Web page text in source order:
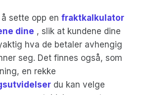
sette opp en fraktkalkulator
dine , slik at kundene dine
hva de betaler avhengig
seg. Det finnes også, som
en rekke
du kan velge